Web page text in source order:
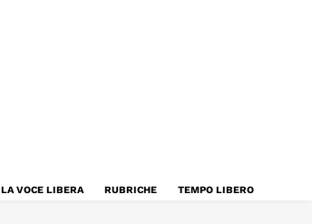
LA VOCE LIBERA RUBRICHE TEMPO LIBERO